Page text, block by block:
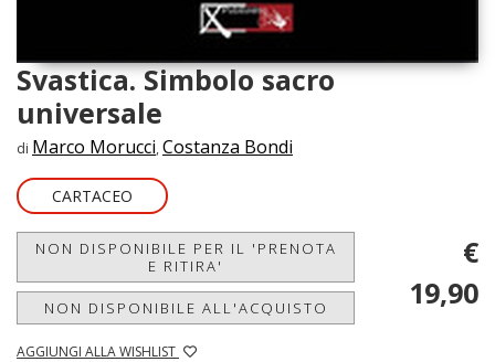
Svastica. Simbolo sacro
universale
di Marco Morucci, Costanza Bondi
CARTACEO
NON DISPONIBILE PER IL 'PRENOTA
E RITIRA'
NON DISPONIBILE ALL'ACQUISTO
AGGIUNGI ALLA WISHLIST
€
19,90